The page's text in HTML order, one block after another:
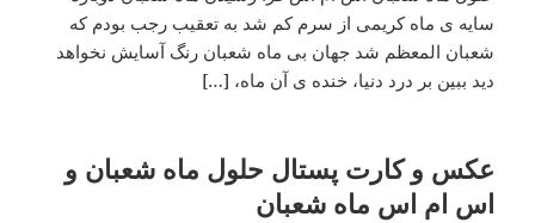
سایه ی ماه کریمی از سرم کم شد به تعقیب رجب بودم که
شعبان المعظم شد جهان بی ماه شعبان رنگ آسایش نخواهد
دید ببین بر درد دنیا، خنده ی آن ماه، […]
عکس و کارت پستال حلول ماه شعبان و
اس ام اس ماه شعبان